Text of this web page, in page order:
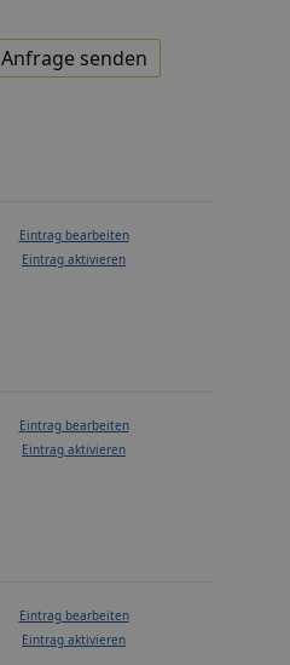
Anfrage senden
Eintrag bearbeiten
Eintrag aktivieren
Eintrag bearbeiten
Eintrag aktivieren
Eintrag bearbeiten
Eintrag aktivieren